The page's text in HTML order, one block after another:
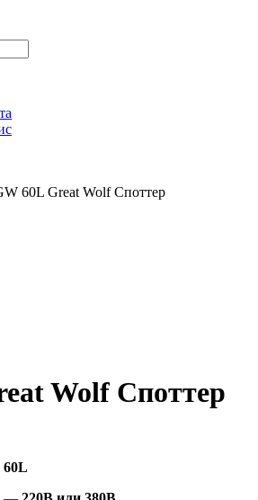
60L Great Wolf Споттер
Wolf Споттер
60L